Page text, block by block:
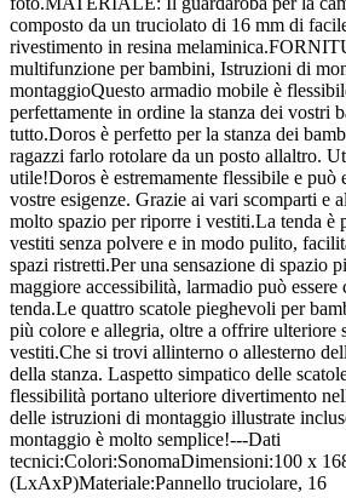
composto da un truciolato di 16 mm di
rivestimento in resina
multifunzione per bambini, Istruzioni di
montaggioQuesto armadio mobile è
perfettamente in ordine la stanza dei vostri
tutto.Doros è perfetto per la stanza dei
ragazzi farlo rotolare da un posto allaltro.
utile!Doros è estremamente flessibile e può
vostre esigenze. Grazie ai vari scomparti e
molto spazio per riporre i vestiti.La tenda è
vestiti senza polvere e in modo pulito,
spazi ristretti.Per una sensazione di spazio
maggiore accessibilità, larmadio può essere
tenda.Le quattro scatole pieghevoli per
più colore e allegria, oltre a offrire ulteriore
vestiti.Che si trovi allinterno o allesterno
della stanza. Laspetto simpatico delle
flessibilità portano ulteriore divertimento
delle istruzioni di montaggio illustrate
montaggio è molto semplice!---Dati
tecnici:Colori:SonomaDimensioni:100 x
(LxAxP)Materiale:Pannello truciolare, 16